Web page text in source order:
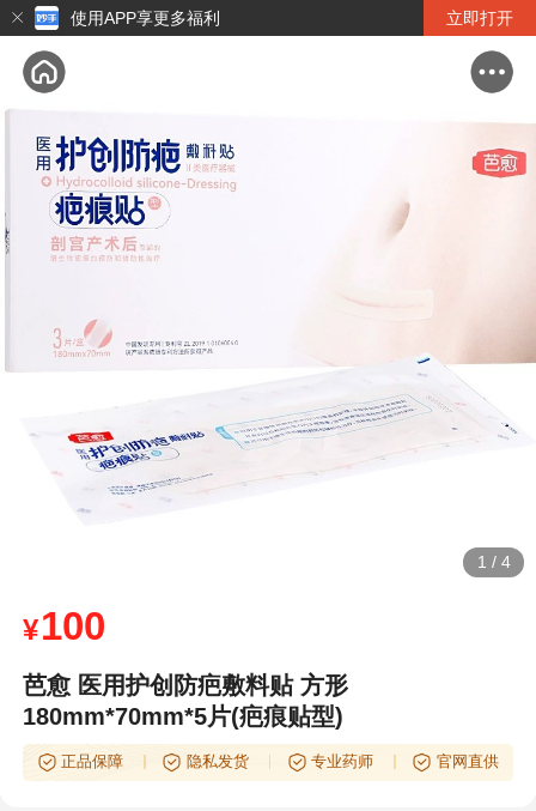
使用APP享更多福利 立即打开
1 / 4
¥100
芭愈 医用护创防疤敷料贴 方形
180mm*70mm*5片(疤痕贴型)
正品保障 隐私发货 专业药师 官网直供